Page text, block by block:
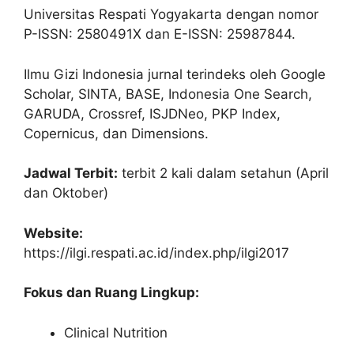
Universitas Respati Yogyakarta dengan nomor
P-ISSN: 2580491X dan E-ISSN: 25987844.
Ilmu Gizi Indonesia jurnal terindeks oleh Google
Scholar, SINTA, BASE, Indonesia One Search,
GARUDA, Crossref, ISJDNeo, PKP Index,
Copernicus, dan Dimensions.
Jadwal Terbit: terbit 2 kali dalam setahun (April
dan Oktober)
Website:
https://ilgi.respati.ac.id/index.php/ilgi2017
Fokus dan Ruang Lingkup:
Clinical Nutrition